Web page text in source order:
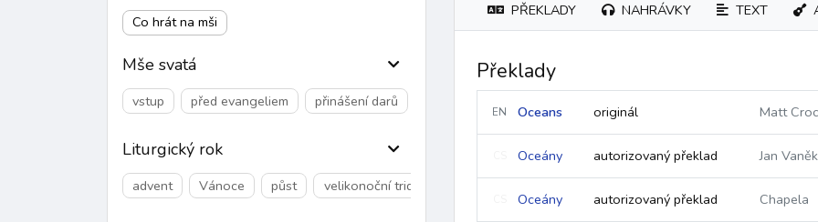
Co hrát na mši
Mše svatá
vstup před evangeliem přinášení darů
Liturgický rok
advent Vánoce půst velikonoční triduum
PŘEKLADY NAHRÁVKY TEXT
Překlady
EN Oceans originál Matt
Oceány autorizovaný překlad Jan Vaněk
Oceány autorizovaný překlad Chapela